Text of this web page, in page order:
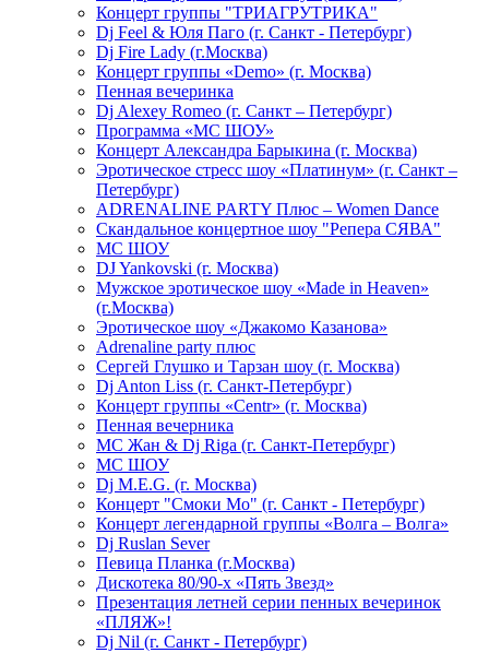
Концерт группы "ТРИАГРУТРИКА"
Dj Feel & Юля Паго (г. Санкт - Петербург)
Dj Fire Lady (г.Москва)
Концерт группы «Demo» (г. Москва)
Пенная вечеринка
Dj Alexey Romeo (г. Санкт – Петербург)
Программа «МС ШОУ»
Концерт Александра Барыкина (г. Москва)
Эротическое стресс шоу «Платинум» (г. Санкт –
Петербург)
ADRENALINE PARTY Плюс – Women Dance
Скандальное концертное шоу "Репера СЯВА"
МС ШОУ
DJ Yankovski (г. Москва)
Мужское эротическое шоу «Made in Heaven»
(г.Москва)
Эротическое шоу «Джакомо Казанова»
Adrenaline party плюс
Сергей Глушко и Тарзан шоу (г. Москва)
Dj Anton Liss (г. Санкт-Петербург)
Концерт группы «Centr» (г. Москва)
Пенная вечерника
МС Жан & Dj Riga (г. Санкт-Петербург)
МС ШОУ
Dj M.E.G. (г. Москва)
Концерт "Смоки Мо" (г. Санкт - Петербург)
Концерт легендарной группы «Волга – Волга»
Dj Ruslan Sever
Певица Планка (г.Москва)
Дискотека 80/90-х «Пять Звезд»
Презентация летней серии пенных вечеринок
«ПЛЯЖ»!
Dj Nil (г. Санкт - Петербург)